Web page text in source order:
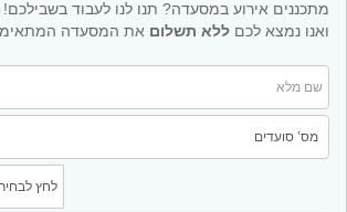
מתכננים אירוע במסעדה? תנו לנו לעבוד
ואנו נמצא לכם ללא תשלום את המסעדה